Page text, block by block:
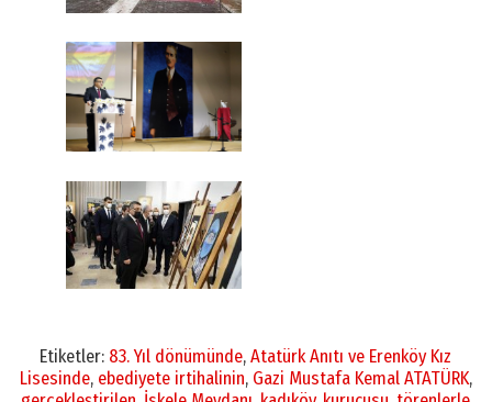
Etiketler: 83. Yıl dönümünde,Atatürk Anıtı ve Erenköy Kız
Lisesinde, ebediyete irtihalinin, Gazi Mustafa Kemal ATATÜRK,